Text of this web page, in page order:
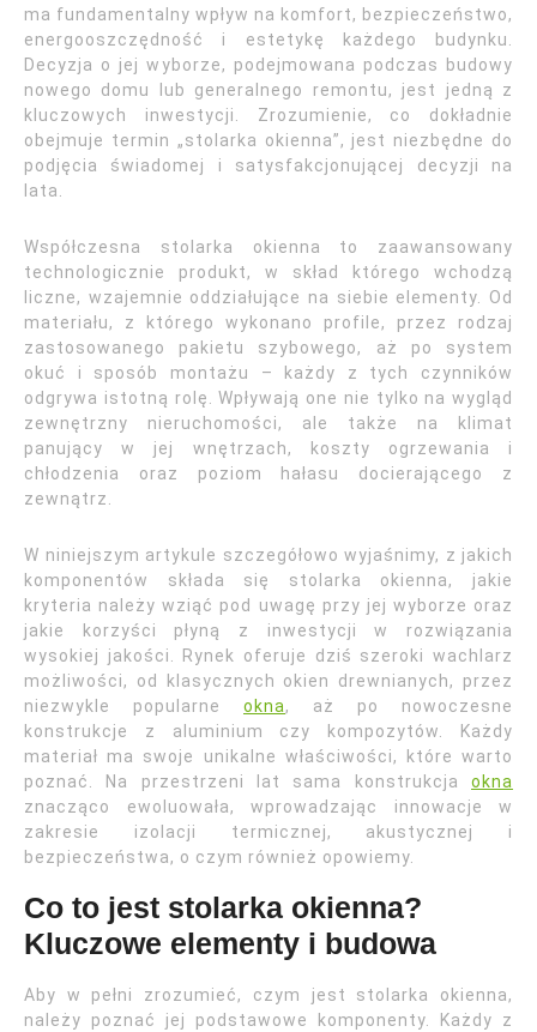
ma fundamentalny wpływ na komfort, bezpieczeństwo,
energooszczędność i estetykę każdego budynku.
Decyzja o jej wyborze, podejmowana podczas budowy
nowego domu lub generalnego remontu, jest jedną z
kluczowych inwestycji. Zrozumienie, co dokładnie
obejmuje termin „stolarka okienna”, jest niezbędne do
podjęcia świadomej i satysfakcjonującej decyzji na
lata.
Współczesna stolarka okienna to zaawansowany
technologicznie produkt, w skład którego wchodzą
liczne, wzajemnie oddziałujące na siebie elementy. Od
materiału, z którego wykonano profile, przez rodzaj
zastosowanego pakietu szybowego, aż po system
okuć i sposób montażu – każdy z tych czynników
odgrywa istotną rolę. Wpływają one nie tylko na wygląd
zewnętrzny nieruchomości, ale także na klimat
panujący w jej wnętrzach, koszty ogrzewania i
chłodzenia oraz poziom hałasu docierającego z
zewnątrz.
W niniejszym artykule szczegółowo wyjaśnimy, z jakich
komponentów składa się stolarka okienna, jakie
kryteria należy wziąć pod uwagę przy jej wyborze oraz
jakie korzyści płyną z inwestycji w rozwiązania
wysokiej jakości. Rynek oferuje dziś szeroki wachlarz
możliwości, od klasycznych okien drewnianych, przez
niezwykle popularne okna, aż po nowoczesne
konstrukcje z aluminium czy kompozytów. Każdy
materiał ma swoje unikalne właściwości, które warto
poznać. Na przestrzeni lat sama konstrukcja okna
znacząco ewoluowała, wprowadzając innowacje w
zakresie izolacji termicznej, akustycznej i
bezpieczeństwa, o czym również opowiemy.
Co to jest stolarka okienna?
Kluczowe elementy i budowa
Aby w pełni zrozumieć, czym jest stolarka okienna,
należy poznać jej podstawowe komponenty. Każdy z